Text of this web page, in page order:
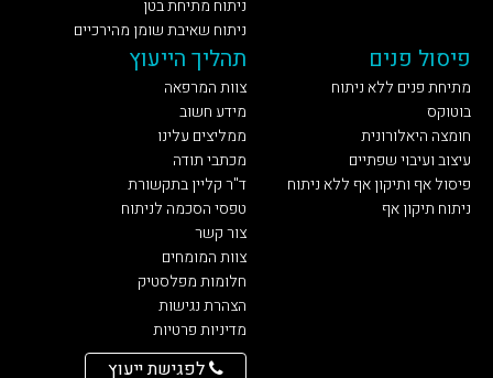
ניתוח מתיחת בטן
ניתוח שאיבת שומן מהירכיים
פיסול פנים
מתיחת פנים ללא ניתוח
בוטוקס
חומצה היאלורונית
עיצוב ועיבוי שפתיים
פיסול אף ותיקון אף ללא ניתוח
ניתוח תיקון אף
תהליך הייעוץ
צוות המרפאה
מידע חשוב
ממליצים עלינו
מכתבי תודה
ד"ר קליין בתקשורת
טפסי הסכמה לניתוח
צור קשר
צוות המומחים
חלומות מפלסטיק
הצהרת נגישות
מדיניות פרטיות
לפגישת ייעוץ